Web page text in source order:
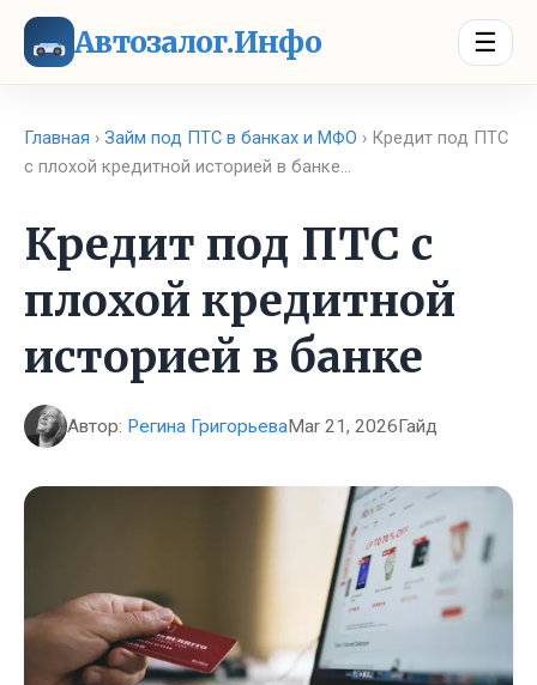
Автозалог.Инфо ☰
Главная › Займ под ПТС в банках и МФО › Кредит под ПТС
с плохой кредитной историей в банке…
Кредит под ПТС с
плохой кредитной
историей в банке
Автор: Регина ГригорьеваMar 21, 2026Гайд